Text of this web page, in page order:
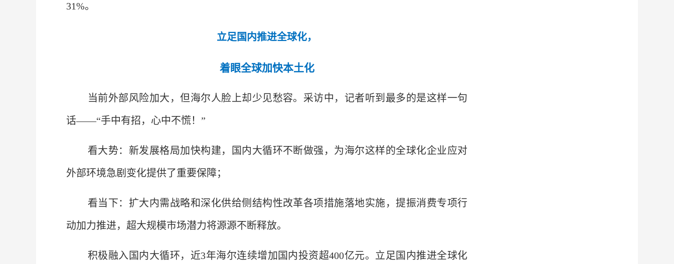
31%。
立足国内推进全球化，
着眼全球加快本土化
当前外部风险加大，但海尔人脸上却少见愁容。采访中，记者听到最多的是这样一句
话——“手中有招，心中不慌！”
看大势：新发展格局加快构建，国内大循环不断做强，为海尔这样的全球化企业应对
外部环境急剧变化提供了重要保障；
看当下：扩大内需战略和深化供给侧结构性改革各项措施落地实施，提振消费专项行
动加力推进，超大规模市场潜力将源源不断释放。
积极融入国内大循环，近3年海尔连续增加国内投资超400亿元。立足国内推进全球化